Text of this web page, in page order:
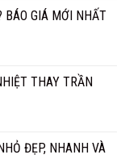
BÁO GIÁ MỚI NHẤT
THAY TRẦN
ĐẸP, NHANH VÀ